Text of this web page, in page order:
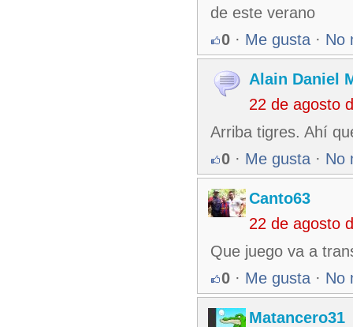
de este verano
0 · Me gusta · No
Alain Daniel
22 de agosto
Arriba tigres. Ahí
0 · Me gusta · No
Canto63
22 de agosto
Que juego va a
0 · Me gusta · No
Matancero31